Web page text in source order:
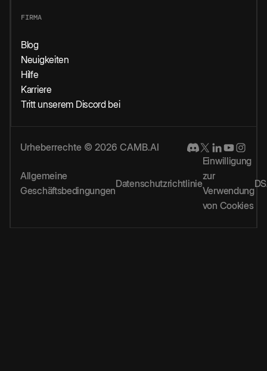
FIRMA
Blog
Neuigkeiten
Hilfe
Karriere
Tritt unserem Discord bei
Urheberrechte © 2026 CAMB.AI
Allgemeine
Geschäftsbedingungen
Datenschutzrichtlinie
Einwilligung
zur
Verwendung
von Cookies